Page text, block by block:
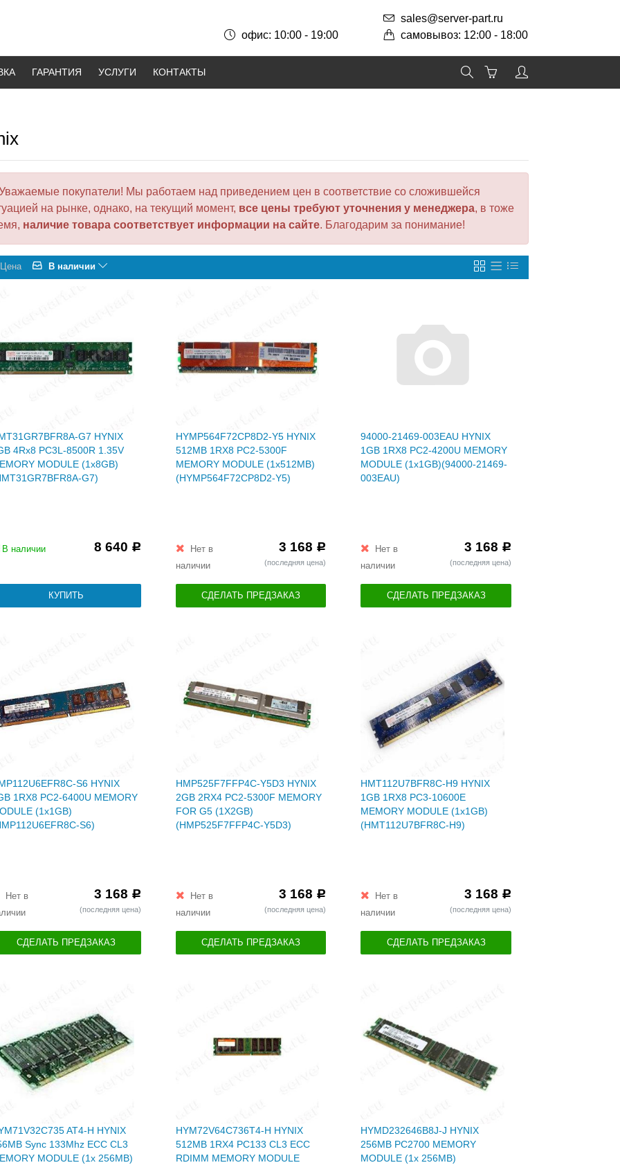
sales@server-part.ru
самовывоз: 12:00 - 18:00
офис: 10:00 - 19:00
ГАРАНТИЯ УСЛУГИ КОНТАКТЫ
покупатели! Мы работаем над приведением цен в соответствие со сложившейся
на рынке, однако, на текущий момент, все цены требуют уточнения у менеджера, в тоже
наличие товара соответствует информации на сайте. Благодарим за понимание!
Цена В наличии
G7 HYNIX
4Rx8 PC3L-8500R 1.35V
MODULE (1x8GB)
G7)
В наличии 8 640 Р
HYMP564F72CP8D2-Y5 HYNIX
512MB 1RX8 PC2-5300F
MEMORY MODULE (1x512MB)
(HYMP564F72CP8D2-Y5)
Нет в
наличии
3 168 Р
(последняя цена)
СДЕЛАТЬ ПРЕДЗАКАЗ
94000-21469-003EAU HYNIX
1GB 1RX8 PC2-4200U MEMORY
MODULE (1x1GB)(94000-21469-
003EAU)
Нет в
наличии
3 168 Р
(последняя цена)
СДЕЛАТЬ ПРЕДЗАКАЗ
S6 HYNIX
1RX8 PC2-6400U MEMORY
(1x1GB)
S6)
Нет в
3 168 Р
(последняя цена)
СДЕЛАТЬ ПРЕДЗАКАЗ
HMP525F7FFP4C-Y5D3 HYNIX
2GB 2RX4 PC2-5300F MEMORY
FOR G5 (1X2GB)
(HMP525F7FFP4C-Y5D3)
Нет в
наличии
3 168 Р
(последняя цена)
СДЕЛАТЬ ПРЕДЗАКАЗ
HMT112U7BFR8C-H9 HYNIX
1GB 1RX8 PC3-10600E
MEMORY MODULE (1x1GB)
(HMT112U7BFR8C-H9)
Нет в
наличии
3 168 Р
(последняя цена)
СДЕЛАТЬ ПРЕДЗАКАЗ
AT4-H HYNIX
Sync 133Mhz ECC CL3
MODULE (1x 256MB)
HYM72V64C736T4-H HYNIX
512MB 1RX4 PC133 CL3 ECC
RDIMM MEMORY MODULE
HYMD232646B8J-J HYNIX
256MB PC2700 MEMORY
MODULE (1x 256MB)